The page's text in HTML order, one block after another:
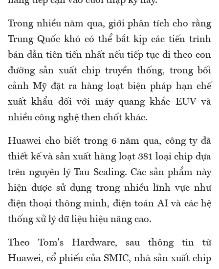
Trong nhiều năm qua, giới phân tích cho rằng
Trung Quốc khó có thể bắt kịp các tiến trình
bán dẫn tiên tiến nhất nếu tiếp tục đi theo con
đường sản xuất chip truyền thống, trong bối
cảnh Mỹ đặt ra hàng loạt biện pháp hạn chế
xuất khẩu đối với máy quang khắc EUV và
nhiều công nghệ then chốt khác.
Huawei cho biết trong 6 năm qua, công ty đã
thiết kế và sản xuất hàng loạt 381 loại chip dựa
trên nguyên lý Tau Scaling. Các sản phẩm này
hiện được sử dụng trong nhiều lĩnh vực như
điện thoại thông minh, điện toán AI và các hệ
thống xử lý dữ liệu hiệu năng cao.
Theo Tom's Hardware, sau thông tin từ
Huawei, cổ phiếu của SMIC, nhà sản xuất chip